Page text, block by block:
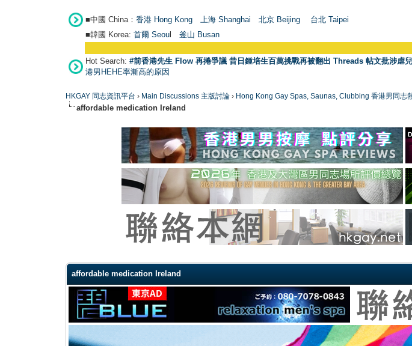
■中國 China： 香港 Hong Kong 上海 Shanghai 北京 Beijing 台北 Taipei
■韓國 Korea: 首爾 Seou 釜山 Busan
Hot Search: #前香港先生 Flow 再捲爭議 昔日鍾培生百萬挑戰再被翻出 Threads 帖文批涉虐兒
港男HEHE率漸高的原因
HKGAY 同志資訊平台 › Main Discussions 主版討論 › Hong Kong Gay Spas, Saunas, Clubbing 香港男同志
affordable medication Ireland
affordable medication Ireland